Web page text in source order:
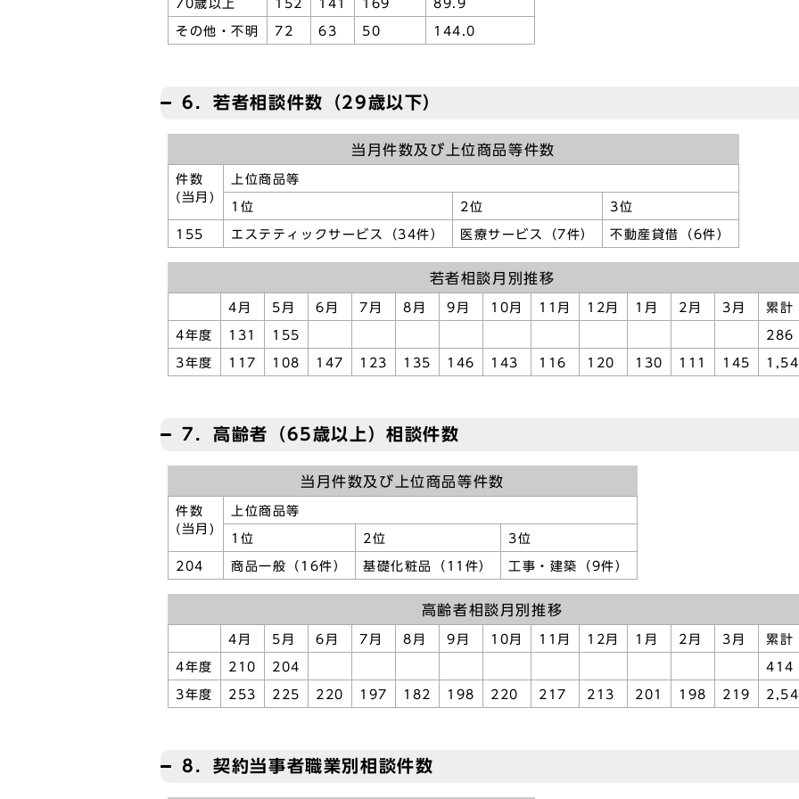
70歳以上 152 141 169 89.9
その他・不明 72 63 50 144.0
6．若者相談件数（29歳以下）
当月件数及び上位商品等件数
件数
(当月)
上位商品等
1位 2位 3位
155 エステティックサービス（34件） 医療サービス（7件） 不動産貸借（6件）
若者相談月別推移
4月 5月 6月 7月 8月 9月 10月 11月 12月 1月 2月 3月 累計
4年度 131 155 286
3年度 117 108 147 123 135 146 143 116 120 130 111 145
7．高齢者（65歳以上）相談件数
当月件数及び上位商品等件数
件数
(当月)
上位商品等
1位 2位 3位
204 商品一般（16件） 基礎化粧品（11件） 工事・建築（9件）
高齢者相談月別推移
4月 5月 6月 7月 8月 9月 10月 11月 12月 1月 2月 3月 累計
4年度 210 204 414
3年度 253 225 220 197 182 198 220 217 213 201 198 219
8．契約当事者職業別相談件数